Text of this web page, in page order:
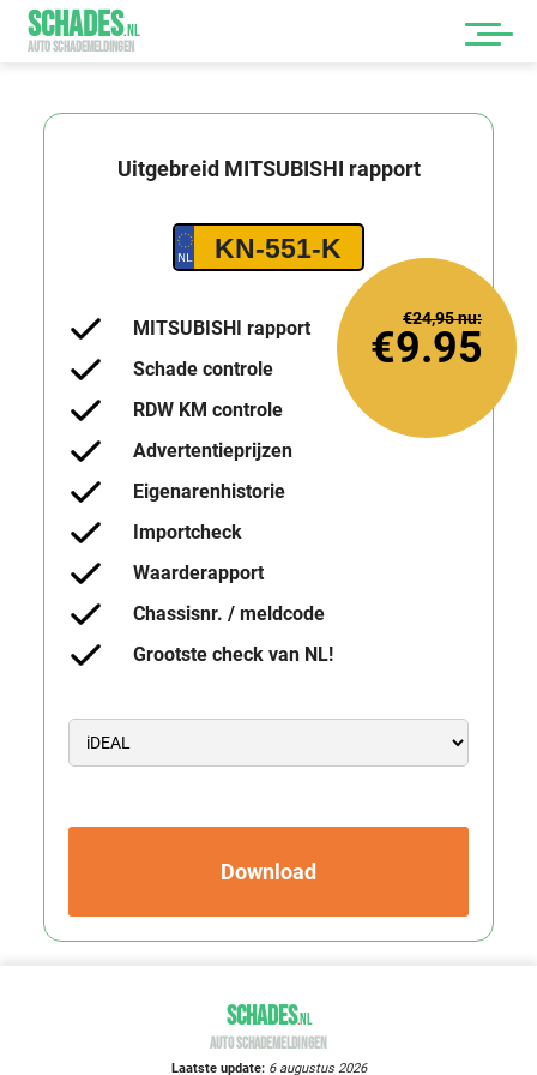
SCHADES.NL
AUTO SCHADEMELDINGEN
Uitgebreid MITSUBISHI rapport
KN-551-K
MITSUBISHI rapport
Schade controle
RDW KM controle
Advertentieprijzen
Eigenarenhistorie
Importcheck
Waarderapport
Chassisnr. / meldcode
Grootste check van NL!
Download
€9.95
€24,95nu:
SCHADES.NL
AUTO SCHADEMELDINGEN
Laatste update: 6 augustus 2026